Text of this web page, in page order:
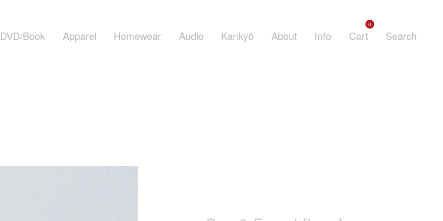
DVD/Book Apparel Homewear Audio Kankyō About Info Cart
0
Search